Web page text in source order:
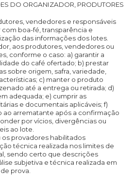
DO ORGANIZADOR, PRODUTORES
vendedores e responsáveis
boa-fé, transparência e
das informações dos lotes.
aos produtores, vendedores ou
conforme o caso: a) garantir a
do café ofertado; b) prestar
sobre origem, safra, variedade,
c) manter o produto
até a entrega ou retirada; d)
adequada; e) cumprir as
e documentais aplicáveis; f)
ao arrematante após a confirmação
por vícios, divergências ou
ao lote.
os provadores habilitados
técnica realizada nos limites de
sendo certo que descrições
subjetiva e técnica realizada em
prova.